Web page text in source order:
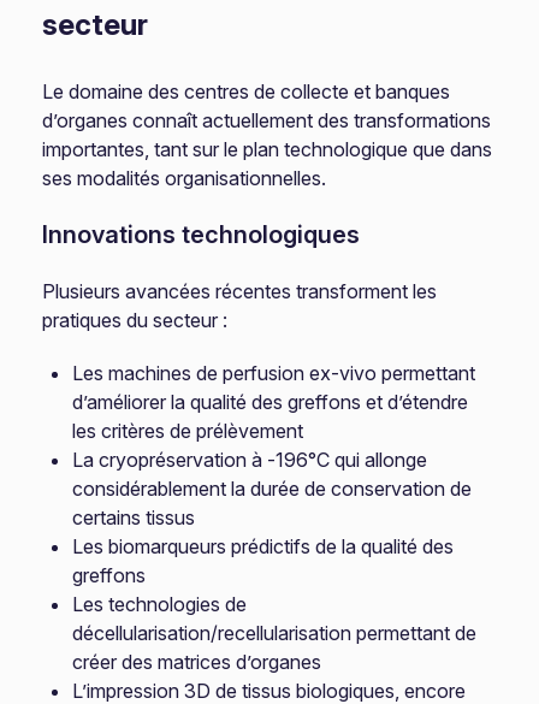
secteur
Le domaine des centres de collecte et banques
d’organes connaît actuellement des transformations
importantes, tant sur le plan technologique que dans
ses modalités organisationnelles.
Innovations technologiques
Plusieurs avancées récentes transforment les
pratiques du secteur :
Les machines de perfusion ex-vivo permettant
d’améliorer la qualité des greffons et d’étendre
les critères de prélèvement
La cryopréservation à -196°C qui allonge
considérablement la durée de conservation de
certains tissus
Les biomarqueurs prédictifs de la qualité des
greffons
Les technologies de
décellularisation/recellularisation permettant de
créer des matrices d’organes
L’impression 3D de tissus biologiques, encore